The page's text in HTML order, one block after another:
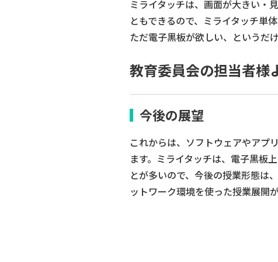
ミライタッチは、画面が大きい・
ともできるので、ミライタッチ単
ただ電子黒板が欲しい、というだ
教育委員会の担当者様
今後の展望
これからは、ソフトウェアやアプ
ます。ミライタッチは、電子黒板
とが多いので、今後の授業形態は
ットワーク環境を使った授業展開